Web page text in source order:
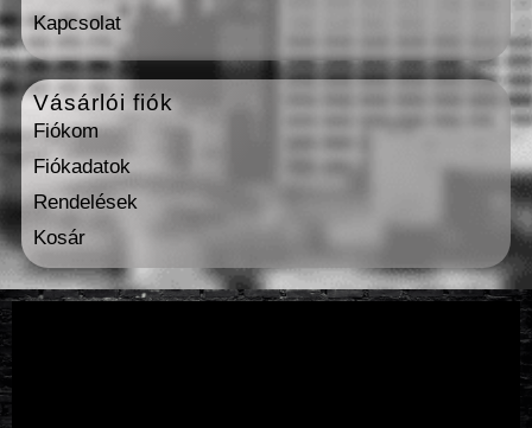
Kapcsolat
Vásárlói fiók
Fiókom
Fiókadatok
Rendelések
Kosár